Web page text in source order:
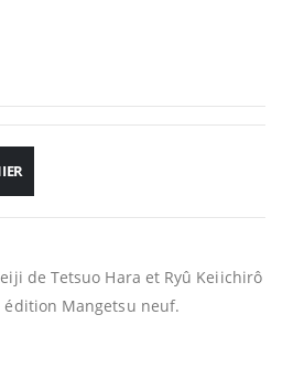
de Tetsuo Hara et Ryû Keiichirô
Mangetsu neuf.